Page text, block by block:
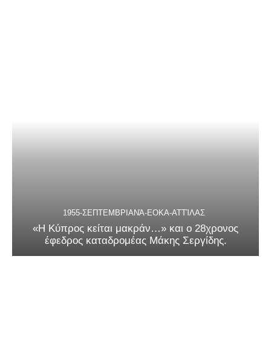
1955-ΣΕΠΤΕΜΒΡΙΑΝΆ-ΕΟΚΑ-ΑΤΤΊΛΑΣ
«Η Κύπρος κείται μακράν…» και ο 28χρονος
έφεδρος καταδρομέας Μάκης Σεργίδης.